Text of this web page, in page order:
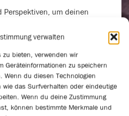
verwalten
zu bieten, verwenden wir
Geräteinformationen zu speichern
du diesen Technologien
das Surfverhalten oder eindeutige
Wenn du deine Zustimmung
können bestimmte Merkmale und
um deinen
04.